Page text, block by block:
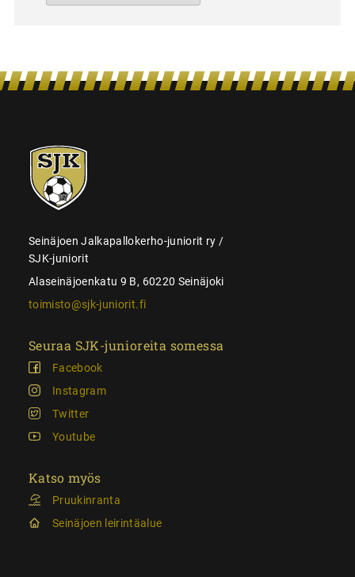
SJK-
juniorit
Seinäjoen Jalkapallokerho-juniorit ry /
SJK-juniorit
Alaseinäjoenkatu 9 B, 60220 Seinäjoki
toimisto@sjk-juniorit.fi
Seuraa SJK-junioreita somessa
Facebook
Instagram
Twitter
Youtube
Katso myös
Pruukinranta
Seinäjoen leirintäalue